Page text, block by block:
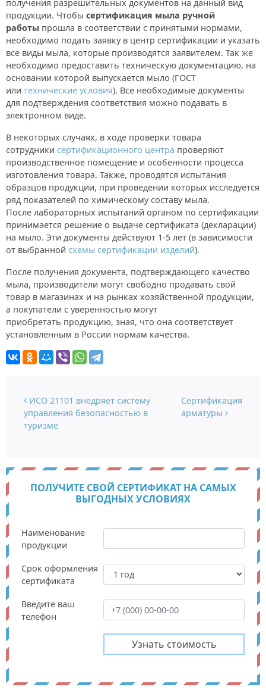
получения разрешительных документов на данный вид
продукции. Чтобы сертификация мыла ручной
работы прошла в соответствии с принятыми нормами,
необходимо подать заявку в центр сертификации и указать
все виды мыла, которые производятся заявителем. Так же
необходимо предоставить техническую документацию, на
основании которой выпускается мыло (ГОСТ
или технические условия). Все необходимые документы
для подтверждения соответствия можно подавать в
электронном виде.
В некоторых случаях, в ходе проверки товара
сотрудники сертификационного центра проверяют
производственное помещение и особенности процесса
изготовления товара. Также, проводятся испытания
образцов продукции, при проведении которых исследуется
ряд показателей по химическому составу мыла.
После лабораторных испытаний органом по сертификации
принимается решение о выдаче сертификата (декларации)
на мыло. Эти документы действуют 1-5 лет (в зависимости
от выбранной схемы сертификации изделий).
После получения документа, подтверждающего качество
мыла, производители могут свободно продавать свой
товар в магазинах и на рынках хозяйственной продукции,
а покупатели с уверенностью могут
приобретать продукцию, зная, что она соответствует
установленным в России нормам качества.
Навигация по записям
ИСО 21101 внедряет систему
управления безопасностью в
туризме
Сертификация
арматуры
ПОЛУЧИТЕ СВОЙ СЕРТИФИКАТ НА САМЫХ
ВЫГОДНЫХ УСЛОВИЯХ
Наименование
продукции
Срок оформления
сертификата
Введите ваш
телефон